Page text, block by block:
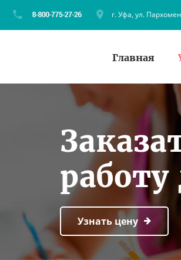
г. Уфа, ул.
Главная
Узнать цену